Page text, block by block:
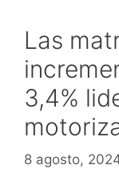
Las
3,4%
8 agosto,